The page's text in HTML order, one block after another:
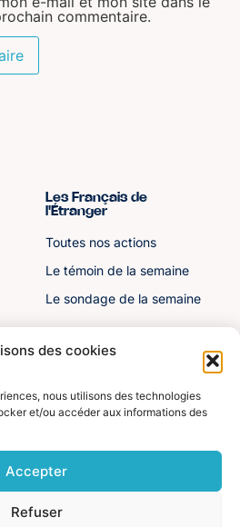
des cookies
nous utilisons des technologies
et/ou accéder aux informations des
Accepter
Refuser
commentaire.
Les Français de
l'Étranger
Toutes nos actions
Le témoin de la semaine
Le sondage de la semaine
Divers
personnelles
Mentions légales